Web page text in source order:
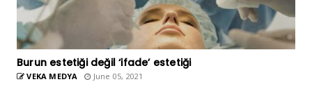
Burun estetiği değil ‘ifade’ estetiği
VEKA MEDYA June 05, 2021